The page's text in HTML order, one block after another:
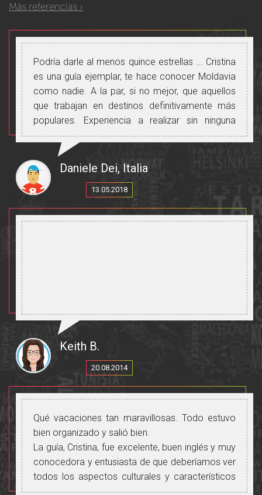
Más referencias ›
Podría darle al menos quince estrellas ... Cristina
es una guía ejemplar, te hace conocer Moldavia
como nadie. A la par, si no mejor, que aquellos
que trabajan en destinos definitivamente más
populares. Experiencia a realizar sin ninguna
duda.
Daniele Dei, Italia
13.05.2018
Keith B.
20.08.2014
Qué vacaciones tan maravillosas. Todo estuvo
bien organizado y salió bien.
La guía, Cristina, fue excelente, buen inglés y muy
conocedora y entusiasta de que deberíamos ver
todos los aspectos culturales y característicos
de Moldavia.